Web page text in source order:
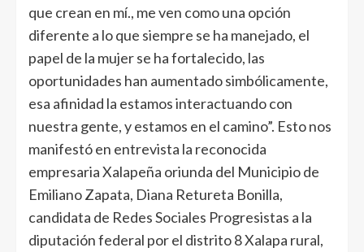
que crean en mí., me ven como una opción
diferente a lo que siempre se ha manejado, el
papel de la mujer se ha fortalecido, las
oportunidades han aumentado simbólicamente,
esa afinidad la estamos interactuando con
nuestra gente, y estamos en el camino”. Esto nos
manifestó en entrevista la reconocida
empresaria Xalapeña oriunda del Municipio de
Emiliano Zapata, Diana Retureta Bonilla,
candidata de Redes Sociales Progresistas a la
diputación federal por el distrito 8 Xalapa rural,